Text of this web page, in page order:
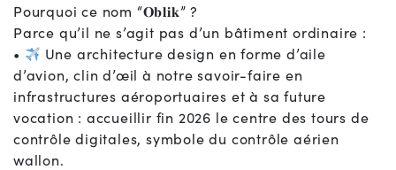
Pourquoi ce nom “𝐎𝐛𝐥𝐢𝐤” ?
Parce qu’il ne s’agit pas d’un bâtiment ordinaire :
•
Une architecture design en forme d’aile
d’avion, clin d’œil à notre savoir-faire en
infrastructures aéroportuaires et à sa future
vocation : accueillir fin 2026 le centre des tours de
contrôle digitales, symbole du contrôle aérien
wallon.